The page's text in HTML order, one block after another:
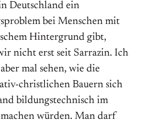
in Deutschland ein
bei Menschen mit
Hintergrund gibt,
nicht erst seit Sarrazin. Ich
mal sehen, wie die
christlichen Bauern sich
bildungstechnisch im
würden. Man darf